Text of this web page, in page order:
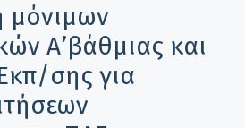
μόνιμων
Α’βάθμιας και
σης για